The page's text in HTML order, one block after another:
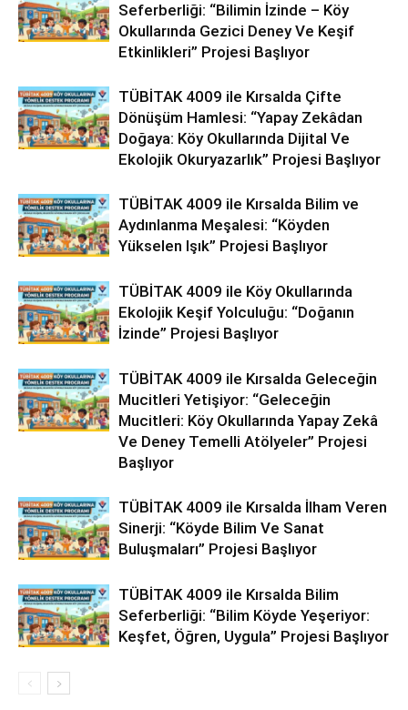
Seferberliği: “Bilimin İzinde – Köy
Okullarında Gezici Deney Ve Keşif
Etkinlikleri” Projesi Başlıyor
TÜBİTAK 4009 ile Kırsalda Çifte
Dönüşüm Hamlesi: “Yapay Zekâdan
Doğaya: Köy Okullarında Dijital Ve
Ekolojik Okuryazarlık” Projesi Başlıyor
TÜBİTAK 4009 ile Kırsalda Bilim ve
Aydınlanma Meşalesi: “Köyden
Yükselen Işık” Projesi Başlıyor
TÜBİTAK 4009 ile Köy Okullarında
Ekolojik Keşif Yolculuğu: “Doğanın
İzinde” Projesi Başlıyor
TÜBİTAK 4009 ile Kırsalda Geleceğin
Mucitleri Yetişiyor: “Geleceğin
Mucitleri: Köy Okullarında Yapay Zekâ
Ve Deney Temelli Atölyeler” Projesi
Başlıyor
TÜBİTAK 4009 ile Kırsalda İlham Veren
Sinerji: “Köyde Bilim Ve Sanat
Buluşmaları” Projesi Başlıyor
TÜBİTAK 4009 ile Kırsalda Bilim
Seferberliği: “Bilim Köyde Yeşeriyor:
Keşfet, Öğren, Uygula” Projesi Başlıyor